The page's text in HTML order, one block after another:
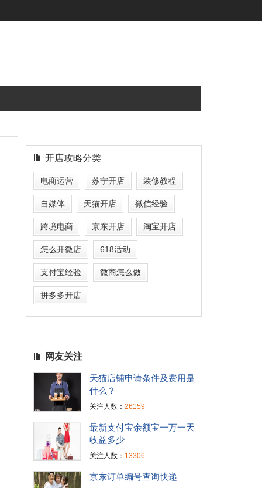
开店攻略分类
电商运营 苏宁开店 装修教程
自媒体 天猫开店 微信经验
跨境电商 京东开店 淘宝开店
怎么开微店 618活动
支付宝经验 微商怎么做
拼多多开店
网友关注
天猫店铺申请条件及费用是
什么？
关注人数： 26159
最新支付宝余额宝一万一天
收益多少
关注人数： 13306
京东订单编号查询快递